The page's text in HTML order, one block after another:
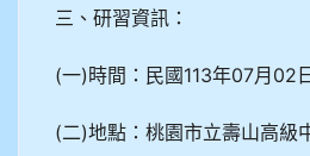
三、研習資訊：
(一)時間：民國113年07月02
(二)地點：桃園市立壽山高級